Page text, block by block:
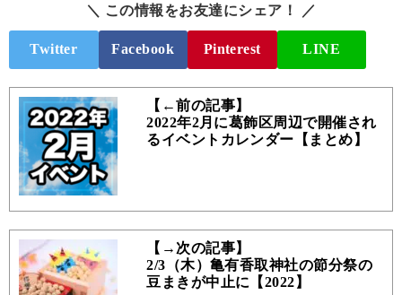
＼ この情報をお友達にシェア！ ／
Twitter Facebook Pinterest LINE
【←前の記事】
2022年2月に葛飾区周辺で開催され
るイベントカレンダー【まとめ】
【→次の記事】
2/3（木）亀有香取神社の節分祭の
豆まきが中止に【2022】